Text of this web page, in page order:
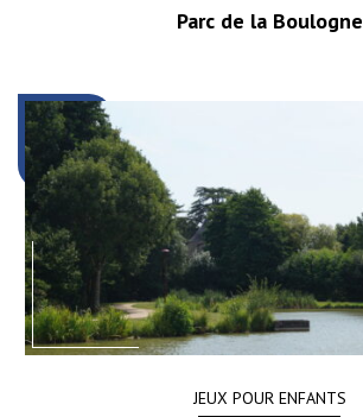
Parc de la Boulogne
JEUX POUR ENFANTS